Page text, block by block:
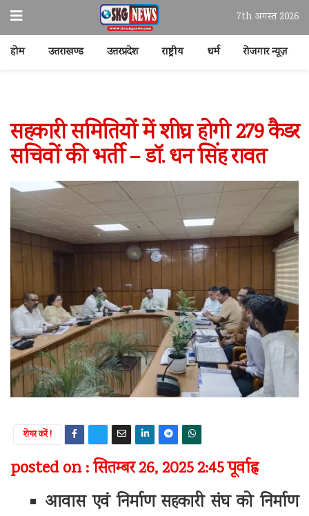
7th अगस्त 2026
होम उत्तराखण्ड उत्तरप्रदेश राष्ट्रीय धर्म रोजगार न्यूज़
सहकारी समितियों में शीघ्र होगी 279 कैडर
सचिवों की भर्ती – डॉ. धन सिंह रावत
शेयर करें !
posted on : सितम्बर 26, 2025 2:45 पूर्वाह्न
आवास एवं निर्माण सहकारी संघ को निर्माण